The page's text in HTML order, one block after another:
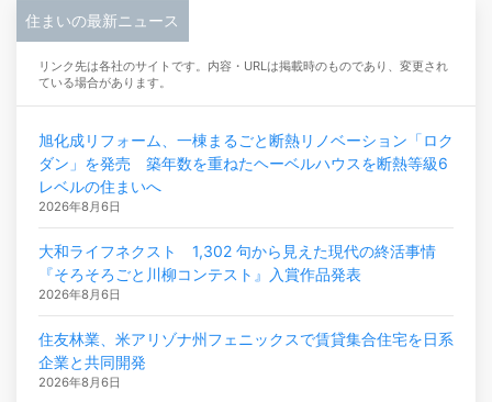
住まいの最新ニュース
リンク先は各社のサイトです。内容・URLは掲載時のものであり、変更され
ている場合があります。
旭化成リフォーム、一棟まるごと断熱リノベーション「ロク
ダン」を発売 築年数を重ねたヘーベルハウスを断熱等級6
レベルの住まいへ
2026年8月6日
大和ライフネクスト 1,302 句から見えた現代の終活事情
『そろそろごと川柳コンテスト』入賞作品発表
2026年8月6日
住友林業、米アリゾナ州フェニックスで賃貸集合住宅を日系
企業と共同開発
2026年8月6日